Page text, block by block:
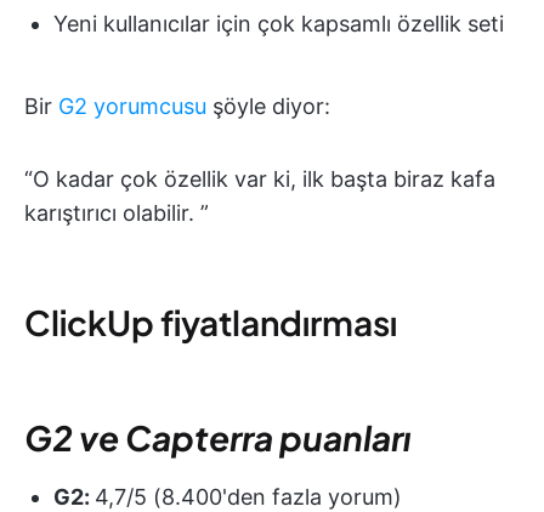
Yeni kullanıcılar için çok kapsamlı özellik seti
Bir G2 yorumcusu şöyle diyor:
“O kadar çok özellik var ki, ilk başta biraz kafa
karıştırıcı olabilir. ”
ClickUp fiyatlandırması
G2 ve Capterra puanları
G2: 4,7/5 (8.400'den fazla yorum)